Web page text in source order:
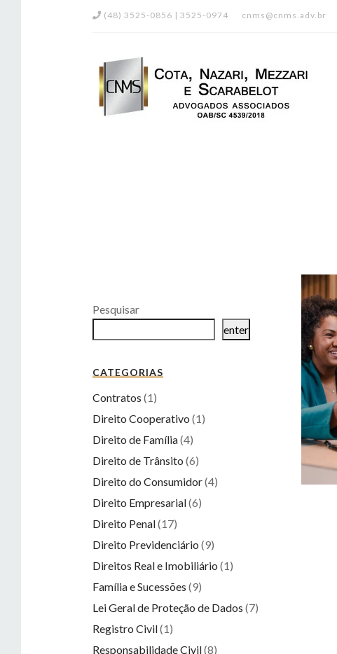
(48) 3525-0856 | 3525-0974 cnms@cnms.adv.br
Pesquisar
enter
CATEGORIAS
Contratos (1)
Direito Cooperativo (1)
Direito de Família(4)
Direito de Trânsito (6)
Direito do Consumidor(4)
Direito Empresarial(6)
Direito Penal(17)
Direito Previdenciário (9)
Direitos Real e Imobiliário (1)
Família e Sucessões (9)
Lei Geral de Proteção de Dados (7)
Registro Civil(1)
Responsabilidade Civil(8)